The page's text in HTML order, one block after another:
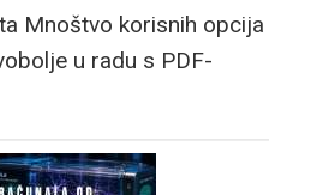
Mnoštvo korisnih opcija
u radu s PDF-